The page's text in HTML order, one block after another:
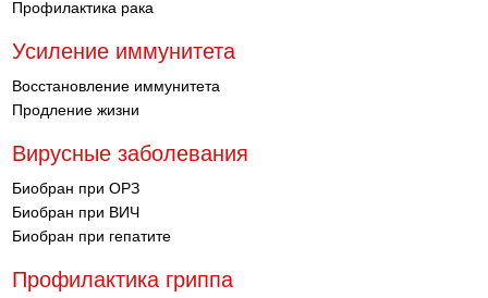
Профилактика рака
Усиление иммунитета
Восстановление иммунитета
Продление жизни
Вирусные заболевания
Биобран при ОРЗ
Биобран при ВИЧ
Биобран при гепатите
Профилактика гриппа